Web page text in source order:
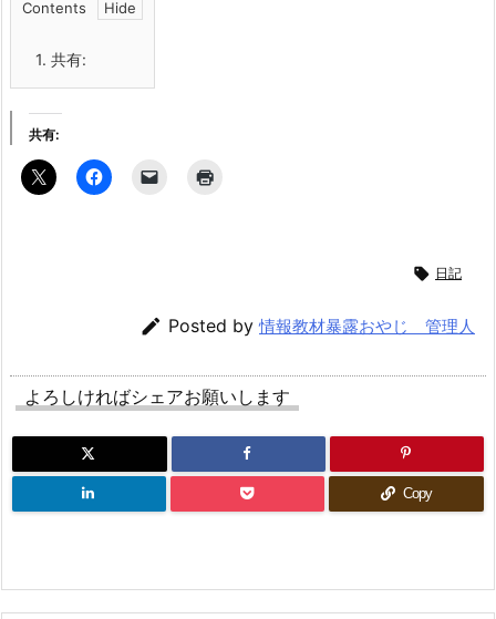
Contents
1. 共有:
共有:
 日記
 Posted by情報教材暴露おやじ 管理人
よろしければシェアお願いします
Copy